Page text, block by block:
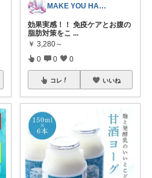
MAKE YOU HAPPY
効果実感！！ 免疫ケアとお腹の
脂肪対策をこ ...
￥ 3,280～
0 0 0
コレ いいね